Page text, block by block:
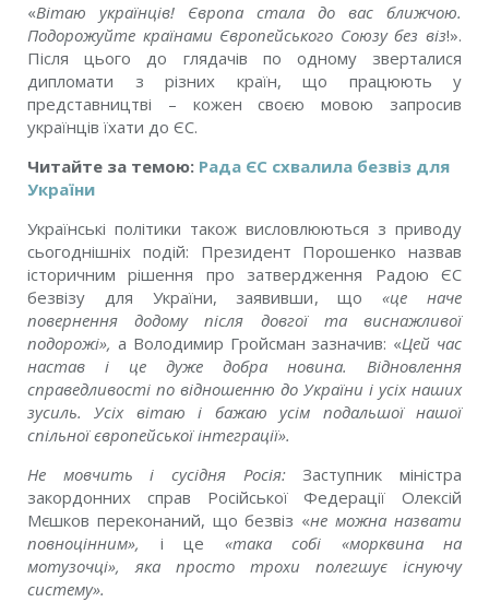
«Вітаю українців! Європа стала до вас ближчою.
Подорожуйте країнами Європейського Союзу без віз!».
Після цього до глядачів по одному зверталися
дипломати з різних країн, що працюють у
представництві – кожен своєю мовою запросив
українців їхати до ЄС.
Читайте за темою: Рада ЄС схвалила безвіз для
України
Українські політики також висловлюються з приводу
сьогоднішніх подій: Президент Порошенко назвав
історичним рішення про затвердження Радою ЄС
безвізу для України, заявивши, що«це наче
повернення додому після довгої та виснажливої
подорожі», а Володимир Гройсман зазначив: «Цей час
настав і це дуже добра новина. Відновлення
справедливості по відношенню до України і усіх наших
зусиль. Усіх вітаю і бажаю усім подальшої нашої
спільної європейської інтеграції».
Не мовчить і сусідня Росія:Заступник міністра
закордонних справ Російської Федерації Олексій
Мєшков переконаний, що безвіз «не можна назвати
повноцінним», і це «така собі «морквина на
мотузочці», яка просто трохи полегшує існуючу
систему».